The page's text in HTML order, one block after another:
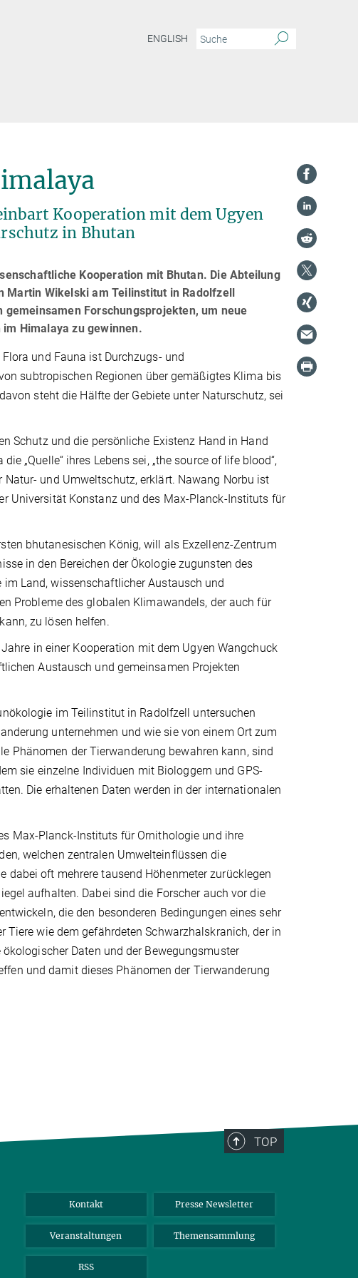
ENGLISH
Kooperation mit dem Ugyen
in Bhutan
Kooperation mit Bhutan. Die Abteilung
Martin Wikelski am Teilinstitut in Radolfzell
Forschungsprojekten, um neue
Himalaya zu gewinnen.
und Fauna ist Durchzugs- und
subtropischen Regionen über gemäßigtes Klima bis
steht die Hälfte der Gebiete unter Naturschutz, sei
Schutz und die persönliche Existenz Hand in Hand
„Quelle“ ihres Lebens sei, „the source of life blood“,
und Umweltschutz, erklärt. Nawang Norbu ist
Universität Konstanz und des Max-Planck-Instituts für
bhutanesischen König, will als Exzellenz-Zentrum
in den Bereichen der Ökologie zugunsten des
Land, wissenschaftlicher Austausch und
Probleme des globalen Klimawandels, der auch für
zu lösen helfen.
in einer Kooperation mit dem Ugyen Wangchuck
Austausch und gemeinsamen Projekten
im Teilinstitut in Radolfzell untersuchen
unternehmen und wie sie von einem Ort zum
Phänomen der Tierwanderung bewahren kann, sind
sie einzelne Individuen mit Biologgern und GPS-
Die erhaltenen Daten werden in der internationalen
Max-Planck-Instituts für Ornithologie und ihre
welchen zentralen Umwelteinflüssen die
oft mehrere tausend Höhenmeter zurücklegen
aufhalten. Dabei sind die Forscher auch vor die
die den besonderen Bedingungen eines sehr
Tiere wie dem gefährdeten Schwarzhalskranich, der in
Daten und der Bewegungsmuster
und damit dieses Phänomen der Tierwanderung
TOP
Kontakt Presse Newsletter
Veranstaltungen Themensammlung
RSS